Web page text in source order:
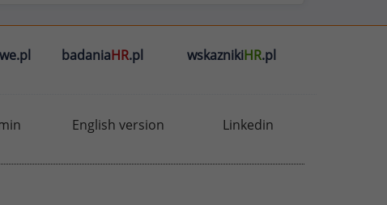
badaniaHR.pl wskaznikiHR.pl
English version Linkedin